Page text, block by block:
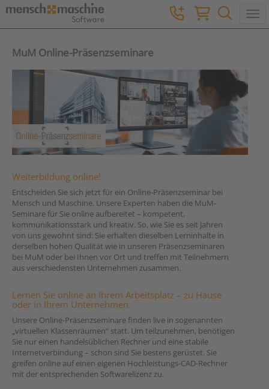
MuM Online-Präsenzseminare
Weiterbildung online!
Entscheiden Sie sich jetzt für ein Online-Präsenzseminar bei
Mensch und Maschine. Unsere Experten haben die MuM-
Seminare für Sie online aufbereitet – kompetent,
kommunikationsstark und kreativ. So, wie Sie es seit Jahren
von uns gewohnt sind: Sie erhalten dieselben Lerninhalte in
derselben hohen Qualität wie in unseren Präsenzseminaren
bei MuM oder bei Ihnen vor Ort und treffen mit Teilnehmern
aus verschiedensten Unternehmen zusammen.
Lernen Sie online an Ihrem Arbeitsplatz – zu Hause
oder in Ihrem Unternehmen.
Unsere Online-Präsenzseminare finden live in sogenannten
„virtuellen Klassenräumen“ statt. Um teilzunehmen, benötigen
Sie nur einen handelsüblichen Rechner und eine stabile
Internetverbindung – schon sind Sie bestens gerüstet. Sie
greifen online auf einen eigenen Hochleistungs-CAD-Rechner
mit der entsprechenden Softwarelizenz zu.